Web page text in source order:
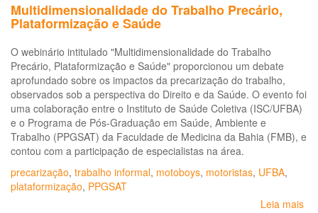
Multidimensionalidade do Trabalho Precário,
Plataformização e Saúde
O webinário intitulado "Multidimensionalidade do Trabalho
Precário, Plataformização e Saúde" proporcionou um debate
aprofundado sobre os impactos da precarização do trabalho,
observados sob a perspectiva do Direito e da Saúde. O evento foi
uma colaboração entre o Instituto de Saúde Coletiva (ISC/UFBA)
e o Programa de Pós-Graduação em Saúde, Ambiente e
Trabalho (PPGSAT) da Faculdade de Medicina da Bahia (FMB), e
contou com a participação de especialistas na área.
precarização, trabalho informal, motoboys, motoristas, UFBA,
plataformização, PPGSAT
Leia mais